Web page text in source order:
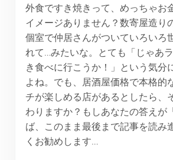
外食ですき焼きって、めっちゃお
イメージありません？数寄屋造り
個室で仲居さんがついていろいろ
れて…みたいな。とても「じゃあ
き食べに行こうか！」という気分
よね。でも、居酒屋価格で本格的
チが楽しめる店があるとしたら、
わりますか？もしあなたの答えが
ば、このまま最後まで記事を読み
くお勧めします…